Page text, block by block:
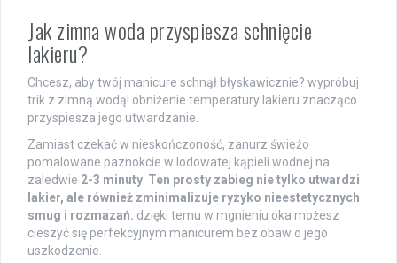
Jak zimna woda przyspiesza schnięcie
lakieru?
Chcesz, aby twój manicure schnął błyskawicznie? wypróbuj
trik z zimną wodą! obniżenie temperatury lakieru znacząco
przyspiesza jego utwardzanie.
Zamiast czekać w nieskończoność, zanurz świeżo
pomalowane paznokcie w lodowatej kąpieli wodnej na
zaledwie 2-3 minuty Ten prosty zabieg nie tylko utwardzi
lakier, ale również zminimalizuje ryzyko nieestetycznych
smug i rozmazań. dzięki temu w mgnieniu oka możesz
cieszyć się perfekcyjnym manicurem bez obaw o jego
uszkodzenie.